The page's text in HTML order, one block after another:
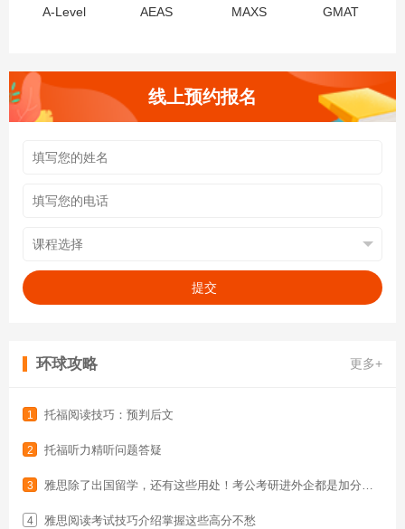
A-Level AEAS MAXS GMAT
线上预约报名
提交
环球攻略 更多+
1 托福阅读技巧：预判后文
2 托福听力精听问题答疑
3 雅思除了出国留学，还有这些用处！考公考研进外企都是加分项！
4 雅思阅读考试技巧介绍掌握这些高分不愁